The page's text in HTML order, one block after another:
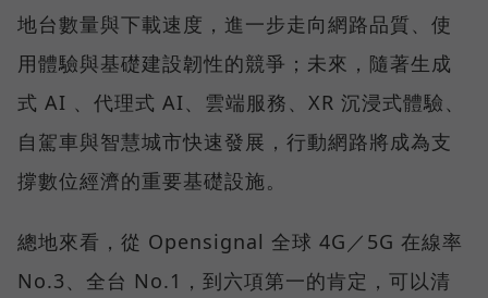
地台數量與下載速度，進一步走向網路品質、使
用體驗與基礎建設韌性的競爭；未來，隨著生成
式 AI 、代理式 AI、雲端服務、XR 沉浸式體驗、
自駕車與智慧城市快速發展，行動網路將成為支
撐數位經濟的重要基礎設施。
總地來看，從 Opensignal 全球 4G／5G 在線率
No.3、全台 No.1，到六項第一的肯定，可以清